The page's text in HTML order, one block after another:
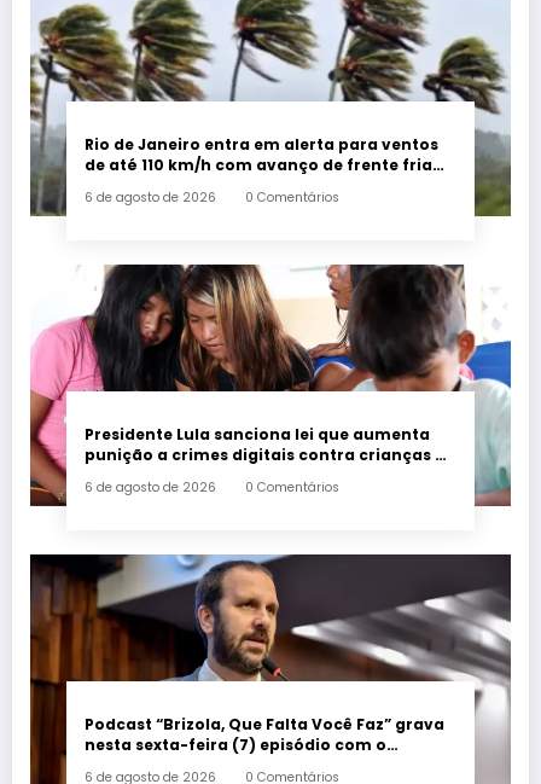
Rio de Janeiro entra em alerta para ventos
de até 110 km/h com avanço de frente fria
6 de agosto de 2026 0 Comentários
Presidente Lula sanciona lei que aumenta
punição a crimes digitais contra crianças é
6 de agosto de 2026 0 Comentários
Podcast “Brizola, Que Falta Você Faz” grava
nesta sexta-feira (7) episódio com o
6 de agosto de 2026 0 Comentários